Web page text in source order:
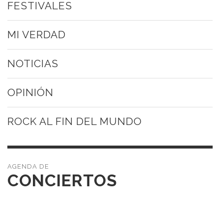
FESTIVALES
MI VERDAD
NOTICIAS
OPINIÓN
ROCK AL FIN DEL MUNDO
CONCIERTOS